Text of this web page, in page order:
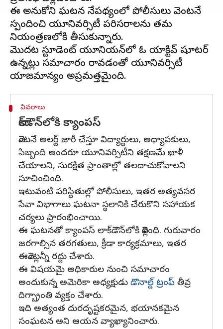
ఈ అనుకోని ఘటన నేపథ్యంలో పోలీసులు వెంటనే
స్పందించి యూనివర్సిటీ పరిసరాలను తమ
నియంత్రణలోకి తీసుకున్నారు.
మొదట స్టూడెంట్ యూనియన్‌లో ఓ యాక్టివ్ షూటర్
ఉన్నట్లు సమాచారం రావడంతో యూనివర్సిటీ
వివరాలు
లాక్‌డౌన్‌లోకి క్యాంపస్‌
వెంటనే అలర్ట్‌ జారీ చేస్తూ విద్యార్థులు, అధ్యాపకులు,
సిబ్బంది అందరూ యూనివర్సిటీని తక్షణమే ఖాళీ
చేయాలని, సురక్షిత ప్రాంతాల్లో తలదాచుకోవాలని
సూచించింది.
ఇటువంటి పరిస్థితుల్లో పోలీసులు, ఇతర అత్యవసర
సేవా విభాగాలు ఘటనా స్థలానికి చేరుకొని సహాయక
చర్యలు ప్రారంభించాయి.
ఈ ఘటనతో క్యాంపస్‌ లాక్‌డౌన్‌లోకి వెళ్లింది. గురువారం
జరగాల్సిన తరగతులు, క్రీడా కార్యక్రమాలు, ఇతర
ఈవెంట్లన్నీ రద్దు చేశారు.
ఈ విషయమై అధికారుల నుంచి సమాచారం
అందుకున్న అమెరికా అధ్యక్షుడు డొనాల్డ్ ట్రంప్‌ తీవ్ర
దిగ్బ్రాంతి వ్యక్తం చేశారు.
ఇది అత్యంత దురదృష్టకరమైన, భయానకమైన
సంఘటన అని ఆయన వ్యాఖ్యానించారు.